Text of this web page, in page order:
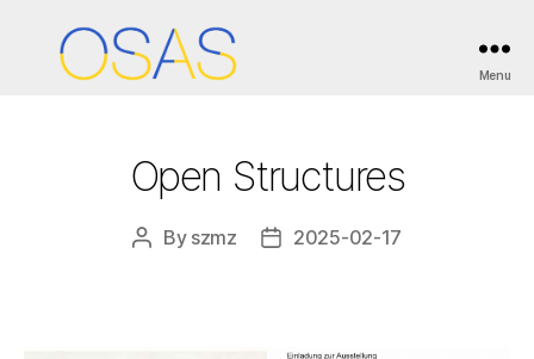
Menu
ESEMÉNYEK / EVENTS KIÁLLÍTÁSOK / EXHIBITIONS
Open Structures
PostBy szmz
Post2025-02-17